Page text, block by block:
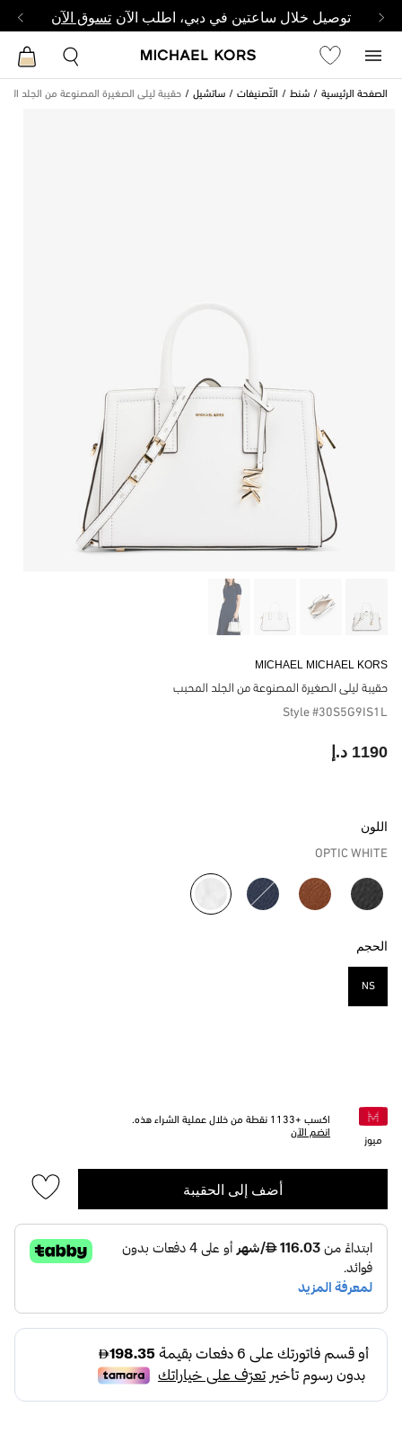
توصيل خلال ساعتين في دبي، اطلب الآن تسوق الآن
الصفحة الرئيسية شنط التّصنيفات ساتشيل حقيبة ليلى الصغيرة المصنوعة من الجلد
MICHAEL MICHAEL KORS
حقيبة ليلى الصغيرة المصنوعة من الجلد المحبب
Style #30S5G9IS1L
1190 د.إ
اللون
OPTIC WHITE
مختار
الحجم
NS
ميوز
اكسب +1133 نقطة من خلال عملية الشراء هذه.
انضم الآن
أضف إلى الحقيبة